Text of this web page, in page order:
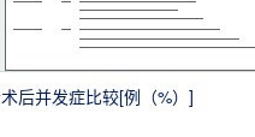
者术后并发症比较[例（%）]